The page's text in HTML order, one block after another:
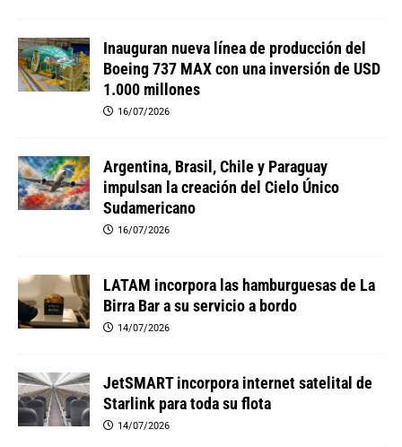
Inauguran nueva línea de producción del
Boeing 737 MAX con una inversión de USD
1.000 millones
16/07/2026
Argentina, Brasil, Chile y Paraguay
impulsan la creación del Cielo Único
Sudamericano
16/07/2026
LATAM incorpora las hamburguesas de La
Birra Bar a su servicio a bordo
14/07/2026
JetSMART incorpora internet satelital de
Starlink para toda su flota
14/07/2026